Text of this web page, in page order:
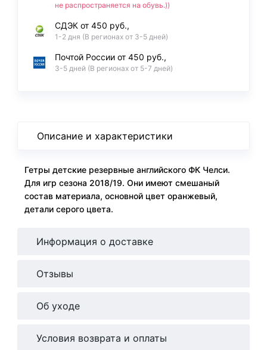
не распространяется на обувь.))
СДЭК от 450 руб.,
1-2 дня (В регионах от 3-5 дней)
Почтой России от 450 руб.,
3-5 дней (В регионах от 5-7 дней)
Описание и характеристики
Гетры детские резервные английского ФК Челси.
Для игр сезона 2018/19. Они имеют смешаный
состав материала, основной цвет оранжевый,
детали серого цвета.
Информация о доставке
Отзывы
Об уходе
Условия возврата и оплаты